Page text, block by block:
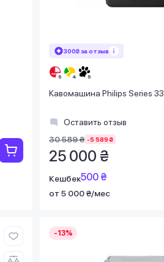
300₴ за отзыв
Кавомашина Philips Series
Оставить отзыв
30 589 ₴ -5 589 ₴
25 000 ₴
Кешбек500 ₴
от 5 000 ₴/мес
-13%